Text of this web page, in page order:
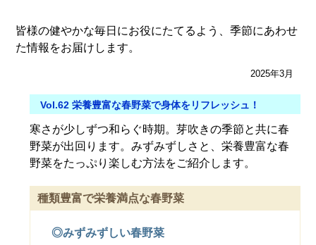
皆様の健やかな毎日にお役にたてるよう、季節にあわせ
た情報をお届けします。
2025年3月
Vol.62 栄養豊富な春野菜で身体をリフレッシュ！
寒さが少しずつ和らぐ時期。芽吹きの季節と共に春
野菜が出回ります。みずみずしさと、栄養豊富な春
野菜をたっぷり楽しむ方法をご紹介します。
種類豊富で栄養満点な春野菜
◎みずみずしい春野菜